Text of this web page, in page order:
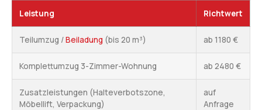
Leistung Richtwert
Teilumzug /Beiladung (bis 20 m³) ab 1180 €
Komplettumzug 3-Zimmer-Wohnung ab 2480 €
Zusatzleistungen (Halteverbotszone,
Möbellift, Verpackung)
auf
Anfrage